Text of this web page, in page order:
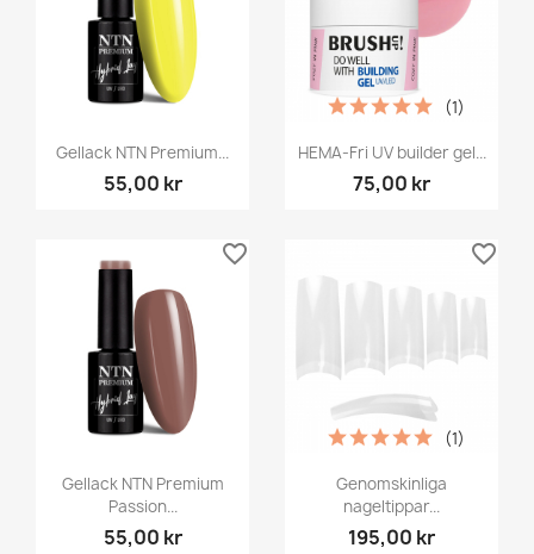
Gellack NTN Premium...
55,00 kr
HEMA-Fri UV builder gel...
75,00 kr
(1)
Gellack NTN Premium
Passion...
55,00 kr
favorite_border
Genomskinliga
nageltippar...
195,00 kr
(1)
favorite_border